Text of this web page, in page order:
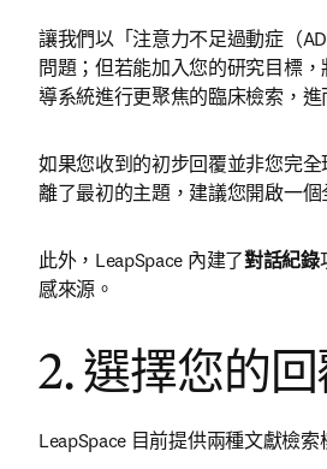
讓我們以「注意力不足過動症（
問題；但若能加入您的研究目標
導系統進行更聚焦的臨床檢索，
如果您收到的初步回覆並非您完
離了最初的主題，建議您開啟一
此外，LeapSpace 內建了對話紀錄
感來源。
2. 選擇您的
LeapSpace 目前提供兩種文獻檢索